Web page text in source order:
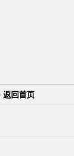
返回首页